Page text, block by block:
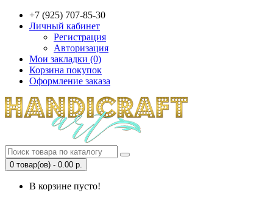
+7 (925) 707-85-30
Личный кабинет
Регистрация
Авторизация
Мои закладки (0)
Корзина покупок
Оформление заказа
0 товар(ов) - 0.00 р.
В корзине пусто!